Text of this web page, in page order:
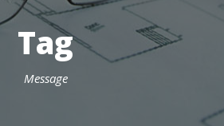
Tag
Message